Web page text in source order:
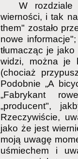
W
wierności, i tak
them" zostało
nowe
tłumacząc je
widzi, można je
(chociaż
Podobnie „A
„Fabrykant
„producent",
Rzeczywiście,
jako że jest
moją uwagę
uśmiechem i